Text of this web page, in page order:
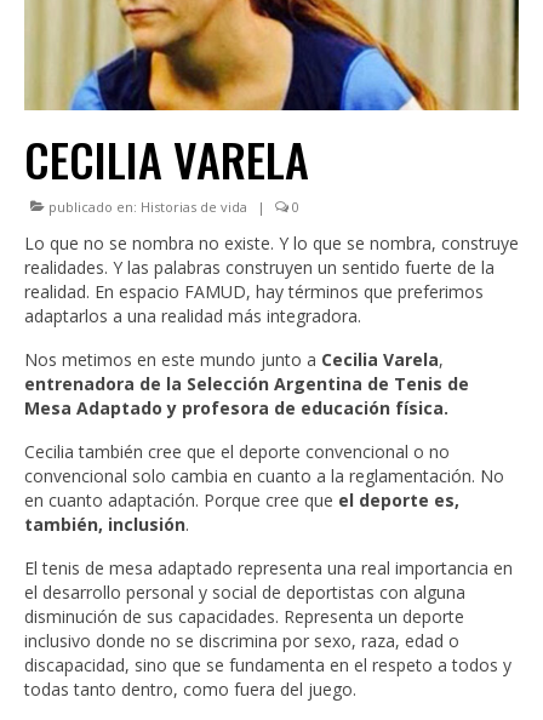
CONSEJO FEDERAL
CAPACITACIONES
NOTICIAS
CECILIA VARELA
publicado en: Historias de vida | 0
Lo que no se nombra no existe. Y lo que se nombra, construye
realidades. Y las palabras construyen un sentido fuerte de la
realidad. En espacio FAMUD, hay términos que preferimos
adaptarlos a una realidad más integradora.
Nos metimos en este mundo junto a Cecilia Varela,
entrenadora de la Selección Argentina de Tenis de
Mesa Adaptado y profesora de educación física.
Cecilia también cree que el deporte convencional o no
convencional solo cambia en cuanto a la reglamentación. No
en cuanto adaptación. Porque cree que el deporte es,
también, inclusión.
El tenis de mesa adaptado representa una real importancia en
el desarrollo personal y social de deportistas con alguna
disminución de sus capacidades. Representa un deporte
inclusivo donde no se discrimina por sexo, raza, edad o
discapacidad, sino que se fundamenta en el respeto a todos y
todas tanto dentro, como fuera del juego.